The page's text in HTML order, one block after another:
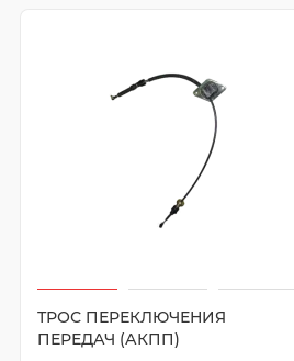
ТРОС ПЕРЕКЛЮЧЕНИЯ
ПЕРЕДАЧ (АКПП)